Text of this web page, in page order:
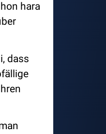
hara
dass